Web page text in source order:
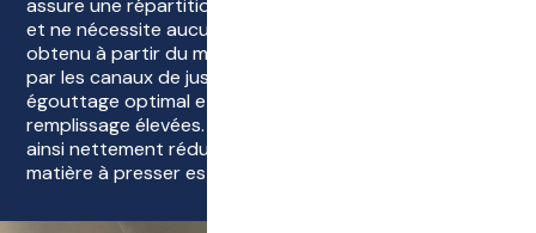
assure une répartition optimale de la matière à presser
et ne nécessite aucune rotation de répartition. Le jus
obtenu à partir du moût peut s'écouler directement
par les canaux de jus verticaux, ce qui assure un pré-
égouttage optimal et donc des capacités de
remplissage élevées. Le temps de pressage total est
ainsi nettement réduit et la charge mécanique de la
matière à presser est diminuée.